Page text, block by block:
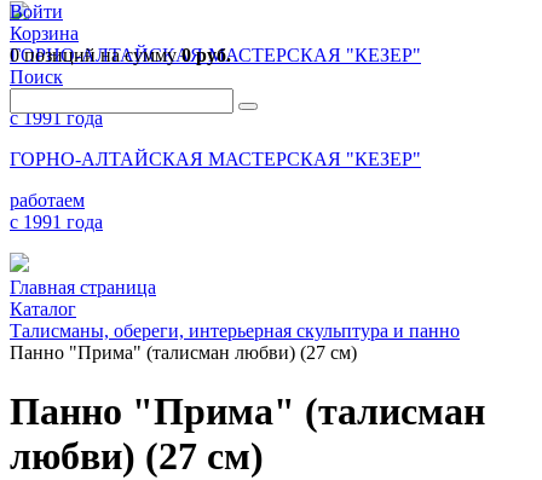
Войти
Корзина
0 позицийна сумму0 руб.
Поиск
ГОРНО-АЛТАЙСКАЯ МАСТЕРСКАЯ "КЕЗЕР"
работаем
с 1991 года
ГОРНО-АЛТАЙСКАЯ МАСТЕРСКАЯ "КЕЗЕР"
работаем
с 1991 года
Главная страница
Каталог
Талисманы, обереги, интерьерная скульптура и панно
Панно "Прима" (талисман любви) (27 см)
Панно "Прима" (талисман
любви) (27 см)